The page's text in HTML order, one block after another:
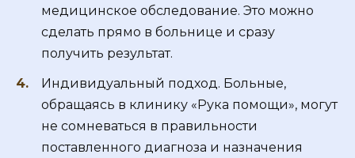
медицинское обследование. Это можно
сделать прямо в больнице и сразу
получить результат.
Индивидуальный подход. Больные,
обращаясь в клинику «Рука помощи», могут
не сомневаться в правильности
поставленного диагноза и назначения